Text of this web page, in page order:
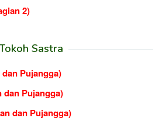
2)
Sastra
Pujangga)
dan Pujangga)
dan Pujangga)